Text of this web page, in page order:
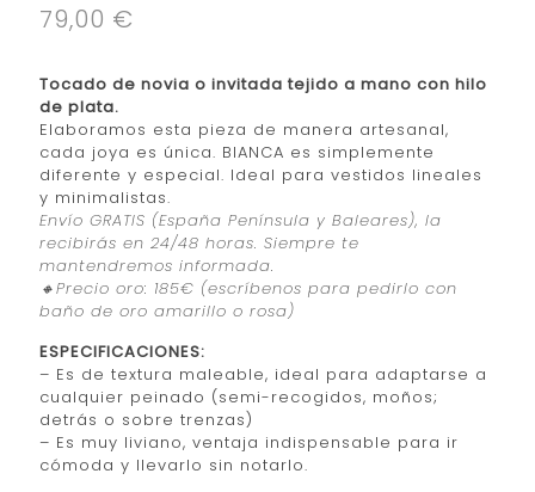
79,00 €
Tocado de novia o invitada tejido a mano con hilo
de plata.
Elaboramos esta pieza de manera artesanal,
cada joya es única. BIANCA es simplemente
diferente y especial. Ideal para vestidos lineales
y minimalistas.
Envío GRATIS (España Península y Baleares), la
recibirás en 24/48 horas. Siempre te
mantendremos informada.
🔸Precio oro: 185€ (escríbenos para pedirlo con
baño de oro amarillo o rosa)
ESPECIFICACIONES:
– Es de textura maleable, ideal para adaptarse a
cualquier peinado (semi-recogidos, moños;
detrás o sobre trenzas)
– Es muy liviano, ventaja indispensable para ir
cómoda y llevarlo sin notarlo.